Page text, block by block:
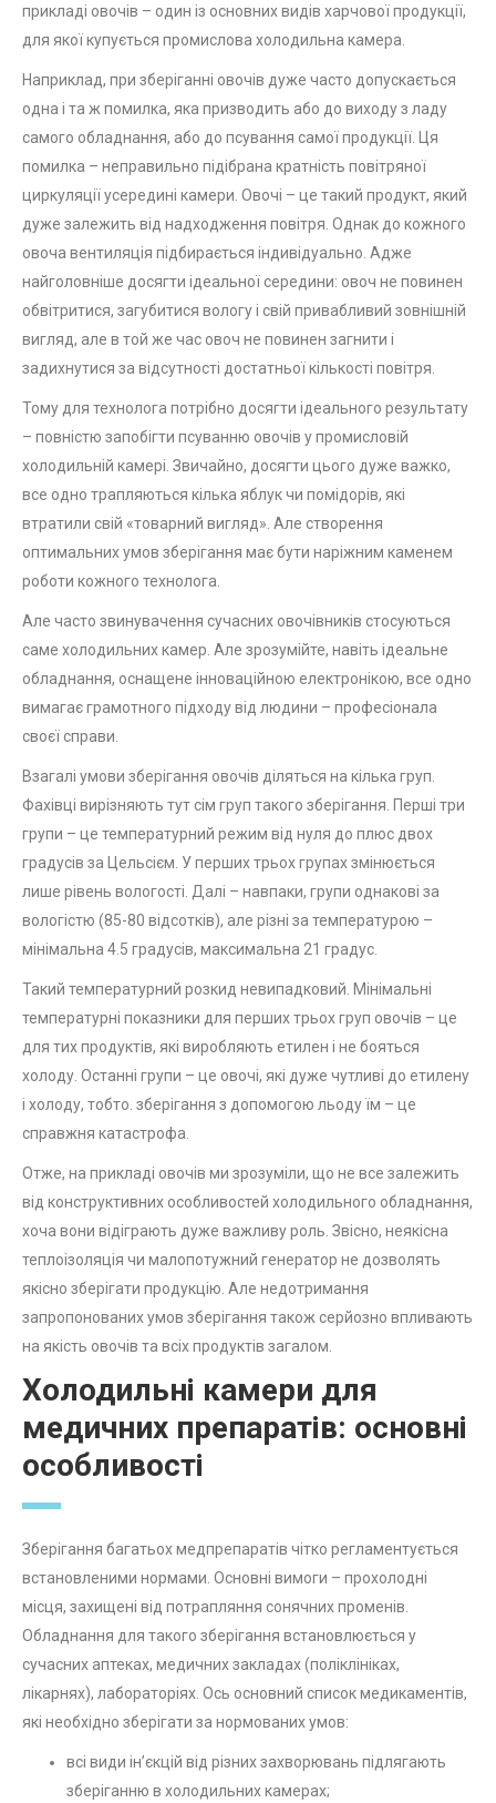
прикладі овочів – один із основних видів харчової продукції,
для якої купується промислова холодильна камера.
Наприклад, при зберіганні овочів дуже часто допускається
одна і та ж помилка, яка призводить або до виходу з ладу
самого обладнання, або до псування самої продукції. Ця
помилка – неправильно підібрана кратність повітряної
циркуляції усередині камери. Овочі – це такий продукт, який
дуже залежить від надходження повітря. Однак до кожного
овоча вентиляція підбирається індивідуально. Адже
найголовніше досягти ідеальної середини: овоч не повинен
обвітритися, загубитися вологу і свій привабливий зовнішній
вигляд, але в той же час овоч не повинен загнити і
задихнутися за відсутності достатньої кількості повітря.
Тому для технолога потрібно досягти ідеального результату
– повністю запобігти псуванню овочів у промисловій
холодильній камері. Звичайно, досягти цього дуже важко,
все одно трапляються кілька яблук чи помідорів, які
втратили свій «товарний вигляд». Але створення
оптимальних умов зберігання має бути наріжним каменем
роботи кожного технолога.
Але часто звинувачення сучасних овочівників стосуються
саме холодильних камер. Але зрозумійте, навіть ідеальне
обладнання, оснащене інноваційною електронікою, все одно
вимагає грамотного підходу від людини – професіонала
своєї справи.
Взагалі умови зберігання овочів діляться на кілька груп.
Фахівці вирізняють тут сім груп такого зберігання. Перші три
групи – це температурний режим від нуля до плюс двох
градусів за Цельсієм. У перших трьох групах змінюється
лише рівень вологості. Далі – навпаки, групи однакові за
вологістю (85-80 відсотків), але різні за температурою –
мінімальна 4.5 градусів, максимальна 21 градус.
Такий температурний розкид невипадковий. Мінімальні
температурні показники для перших трьох груп овочів – це
для тих продуктів, які виробляють етилен і не бояться
холоду. Останні групи – це овочі, які дуже чутливі до етилену
і холоду, тобто. зберігання з допомогою льоду їм – це
справжня катастрофа.
Отже, на прикладі овочів ми зрозуміли, що не все залежить
від конструктивних особливостей холодильного обладнання,
хоча вони відіграють дуже важливу роль. Звісно, неякісна
теплоізоляція чи малопотужний генератор не дозволять
якісно зберігати продукцію. Але недотримання
запропонованих умов зберігання також серйозно впливають
на якість овочів та всіх продуктів загалом.
Холодильні камери для
медичних препаратів: основні
особливості
Зберігання багатьох медпрепаратів чітко регламентується
встановленими нормами. Основні вимоги – прохолодні
місця, захищені від потрапляння сонячних променів.
Обладнання для такого зберігання встановлюється у
сучасних аптеках, медичних закладах (поліклініках,
лікарнях), лабораторіях. Ось основний список медикаментів,
які необхідно зберігати за нормованих умов:
всі види ін’єкцій від різних захворювань підлягають
зберіганню в холодильних камерах;